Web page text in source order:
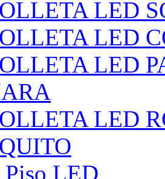
LED
LED
LED
LED
Piso LED